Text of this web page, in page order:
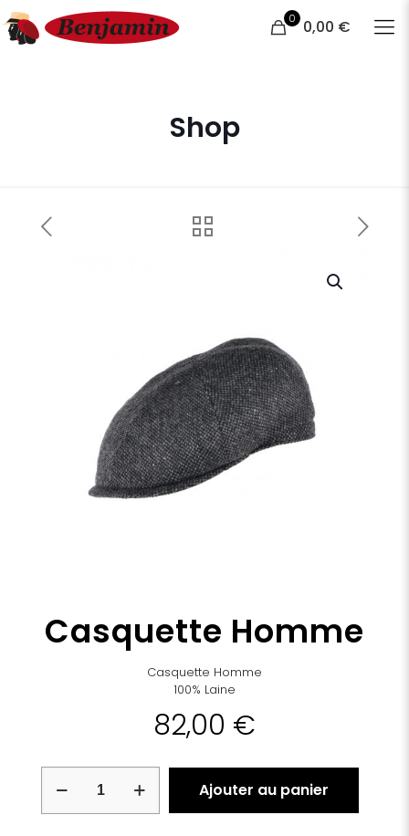
0 0,00 €
Shop
Casquette Homme
Casquette Homme
100% Laine
82,00 €
Casquette
Ajouter au panier